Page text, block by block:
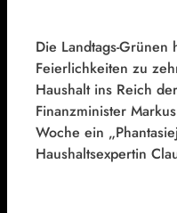
Die Landtags-Grünen
Feierlichkeiten zu
Haushalt ins Reich
Finanzminister
Woche ein
Haushaltsexpertin